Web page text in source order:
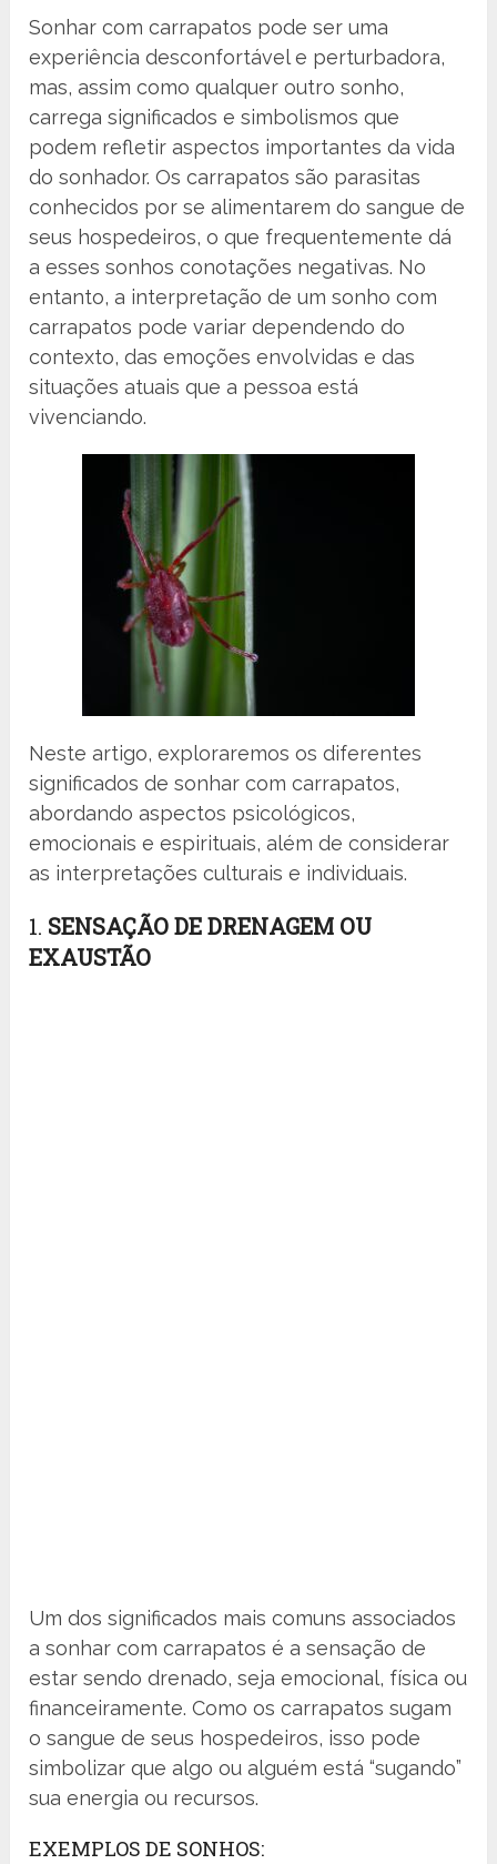
Sonhar com carrapatos pode ser uma
experiência desconfortável e perturbadora,
mas, assim como qualquer outro sonho,
carrega significados e simbolismos que
podem refletir aspectos importantes da vida
do sonhador. Os carrapatos são parasitas
conhecidos por se alimentarem do sangue de
seus hospedeiros, o que frequentemente dá
a esses sonhos conotações negativas. No
entanto, a interpretação de um sonho com
carrapatos pode variar dependendo do
contexto, das emoções envolvidas e das
situações atuais que a pessoa está
vivenciando.
Neste artigo, exploraremos os diferentes
significados de sonhar com carrapatos,
abordando aspectos psicológicos,
emocionais e espirituais, além de considerar
as interpretações culturais e individuais.
1. SENSAÇÃO DE DRENAGEM OU
EXAUSTÃO
Um dos significados mais comuns associados
a sonhar com carrapatos é a sensação de
estar sendo drenado, seja emocional, física ou
financeiramente. Como os carrapatos sugam
o sangue de seus hospedeiros, isso pode
simbolizar que algo ou alguém está “sugando”
sua energia ou recursos.
EXEMPLOS DE SONHOS: